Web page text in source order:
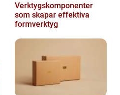
Verktygskomponenter
som skapar effektiva
formverktyg